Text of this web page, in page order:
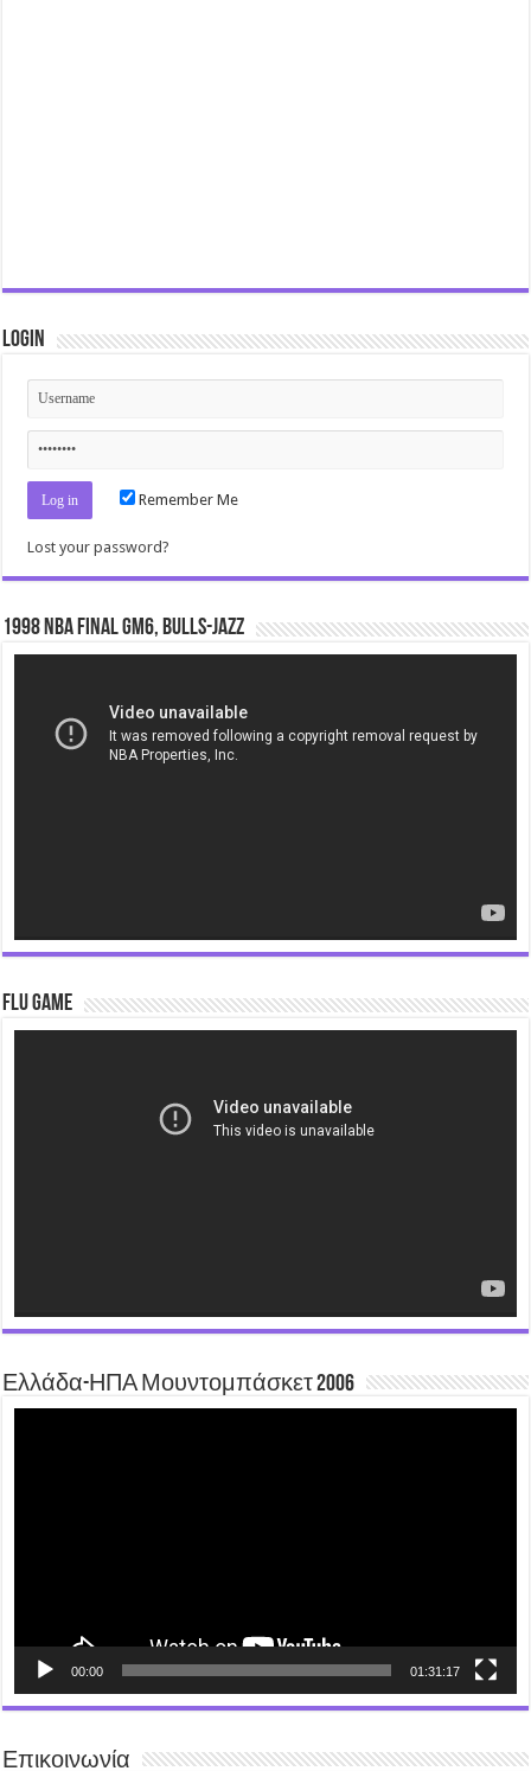
Login
Remember Me
Lost your password?
1998 NBA Final gm6, Bulls-Jazz
Flu Game
Ελλάδα-ΗΠΑ Μουντομπάσκετ 2006
00:00 01:31:17
Επικοινωνία